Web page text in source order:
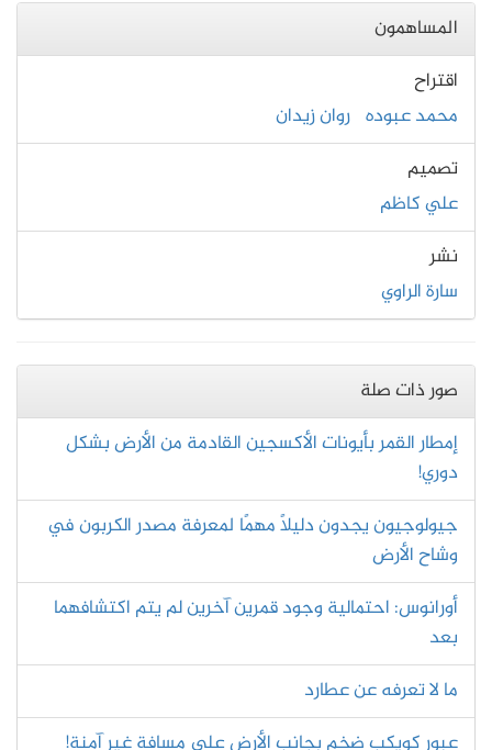
المساهمون
اقتراح
محمد عبوده روان زيدان
تصميم
علي كاظم
نشر
سارة الراوي
صور ذات صلة
إمطار القمر بأيونات الأكسجين القادمة من الأرض بشكل
دوري!
جيولوجيون يجدون دليلًا مهمًا لمعرفة مصدر الكربون في
وشاح الأرض
أورانوس: احتمالية وجود قمرين آخرين لم يتم اكتشافهما
بعد
ما لا تعرفه عن عطارد
عبور كويكب ضخم بجانب الأرض على مسافة غير آمنة!